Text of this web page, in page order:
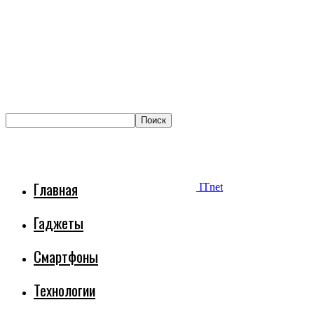
ITnet
Главная
Гаджеты
Смартфоны
Технологии